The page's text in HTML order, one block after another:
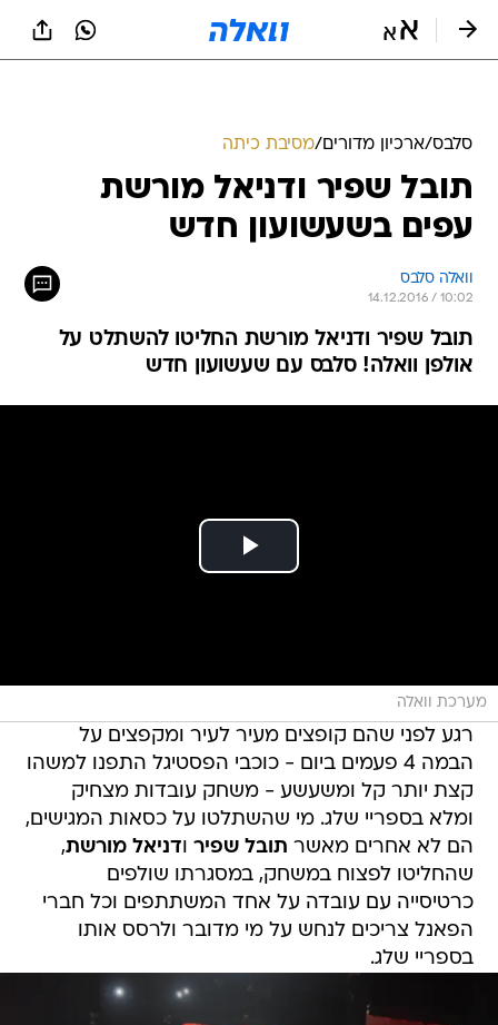
סלבס/ארכיון מדורים/מסיבת כיתה
תובל שפיר ודניאל מורשת
עפים בשעשועון חדש
וואלה סלבס
14.12.2016 / 10:02
תובל שפיר ודניאל מורשת החליטו להשתלט על
אולפן וואלה! סלבס עם שעשועון חדש
מערכת וואלה
רגע לפני שהם קופצים מעיר לעיר ומקפצים על
הבמה 4 פעמים ביום - כוכבי הפסטיגל התפנו למשהו
קצת יותר קל ומשעשע - משחק עובדות מצחיק
ומלא בספריי שלג. מי שהשתלטו על כסאות המגישים,
הם לא אחרים מאשר תובל שפיר ודניאל מורשת,
שהחליטו לפצוח במשחק, במסגרתו שולפים
כרטיסייה עם עובדה על אחד המשתתפים וכל חברי
הפאנל צריכים לנחש על מי מדובר ולרסס אותו
בספריי שלג.